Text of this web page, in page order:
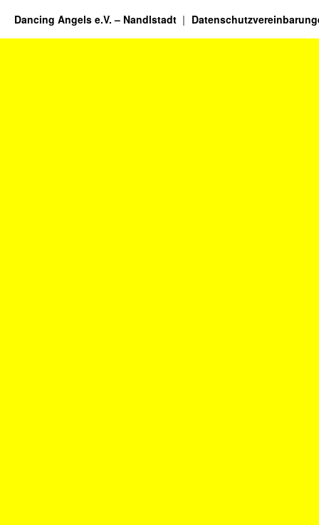
Dancing Angels e.V. – Nandlstadt